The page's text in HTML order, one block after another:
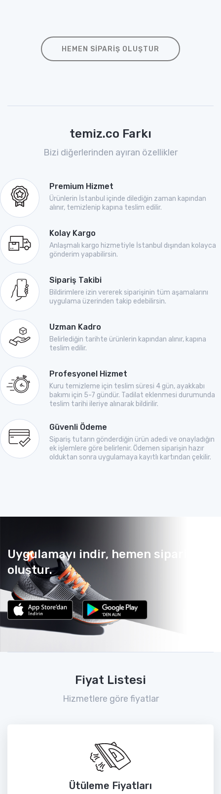
HEMEN SIPARIŞ OLUŞTUR
temiz.co Farkı
Bizi diğerlerinden ayıran özellikler
Premium Hizmet
Ürünlerin İstanbul içinde dilediğin zaman kapından
alınır, temizlenip kapına teslim edilir.
Kolay Kargo
Anlaşmalı kargo hizmetiyle İstanbul dışından kolayca
gönderim yapabilirsin.
Sipariş Takibi
Bildirimlere izin vererek siparişinin tüm aşamalarını
uygulama üzerinden takip edebilirsin.
Uzman Kadro
Belirlediğin tarihte ürünlerin kapından alınır, kapına
teslim edilir.
Profesyonel Hizmet
Kuru temizleme için teslim süresi 4 gün, ayakkabı
bakımı için 5-7 gündür. Tadilat eklenmesi durumunda
teslim tarihi ileriye alınarak bildirilir.
Güvenli Ödeme
Sipariş tutarın gönderdiğin ürün adedi ve onayladığın
ek işlemlere göre belirlenir. Ödemen siparişin hazır
olduktan sonra uygulamaya kayıtlı kartından çekilir.
Uygulamayı indir, hemen sipariş
oluştur.
Fiyat Listesi
Hizmetlere göre fiyatlar
Ütüleme Fiyatları